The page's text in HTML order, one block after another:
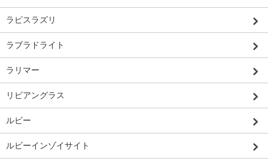
ラピスラズリ
ラブラドライト
ラリマー
リビアングラス
ルビー
ルビーインゾイサイト